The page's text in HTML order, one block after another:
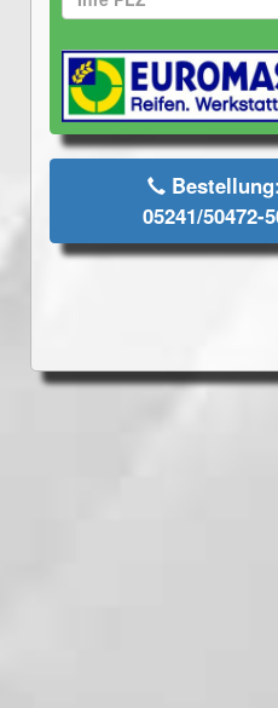
Bestellung:
05241/50472-